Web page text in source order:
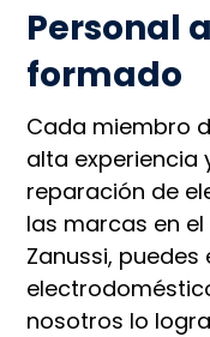
Personal
formado
Cada miembro
alta experiencia
reparación de
las marcas en el
Zanussi,
nosotros lo